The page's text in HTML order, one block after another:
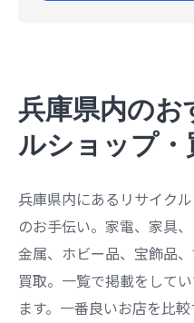
兵庫県内のお
ルショップ・
兵庫県内にあるリサイク
のお手伝い。家電、家具
金属、ホビー品、宝飾品
買取。一覧で掲載をして
ます。一番良いお店を比較